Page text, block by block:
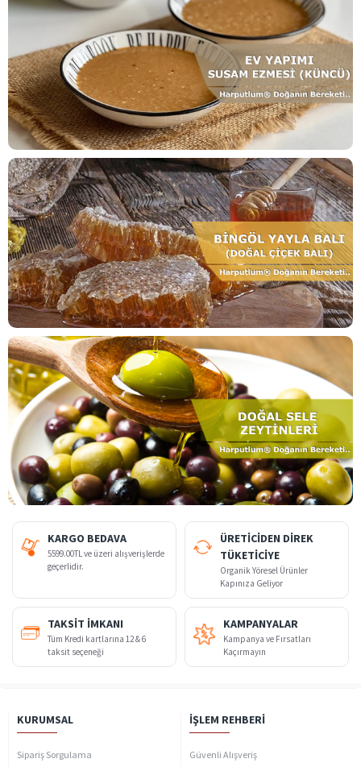
KARGO BEDAVA
5599.00TL ve üzeri alışverişlerde
geçerlidir.
ÜRETİCİDEN DİREK
TÜKETİCİYE
Organik Yöresel Ürünler
Kapınıza Geliyor
TAKSIT İMKANI
Tüm Kredi kartlarına 12 & 6
taksit seçeneği
KAMPANYALAR
Kampanya ve Fırsatları
Kaçırmayın
KURUMSAL
Sipariş Sorgulama
İŞLEM REHBERI
Güvenli Alışveriş